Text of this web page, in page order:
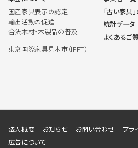
国産家具表示の認定
輸出活動の促進
合法木材・木製品の普及
東京国際家具見本市（IFFT）
「古い家具
統計データ
よくあるご
法人概要 お知らせ お問い合わせ
プラ
広告について